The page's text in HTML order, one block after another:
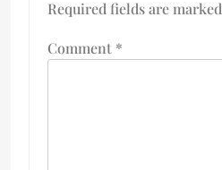
Required fields are marked
Comment *